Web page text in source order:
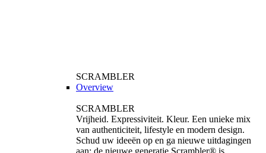
SCRAMBLER
Overview
SCRAMBLER
Vrijheid. Expressiviteit. Kleur. Een unieke mix
van authenticiteit, lifestyle en modern design.
Schud uw ideeën op en ga nieuwe uitdagingen